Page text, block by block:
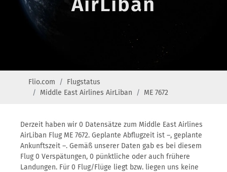
Flio.com
Flugstatus
Middle East Airlines AirLiban
ME 7672
Derzeit haben wir 0 Datensätze zum Middle East Airlines
AirLiban Flug ME 7672. Geplante Abflugzeit ist –, geplante
Ankunftszeit –. Gemäß unserer Daten gab es bei diesem
Flug 0 Verspätungen, 0 pünktliche oder auch frühere
Landungen. Für 0 Flug/Flüge liegt bzw. liegen uns keine